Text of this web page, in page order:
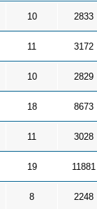
10 2833
11 3172
10 2829
18 8673
11 3028
19 11881
8 2248